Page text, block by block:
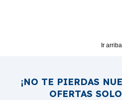
Ir arriba
¡NO TE PIERDAS
OFERTAS